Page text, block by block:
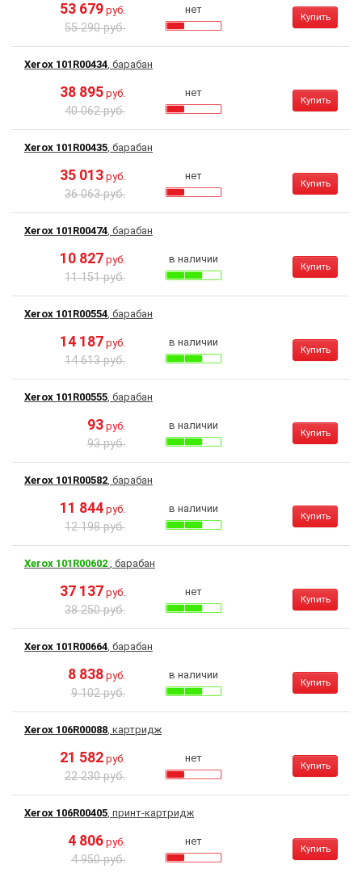
53 679 руб.
55 290 руб.
нет
Купить
Xerox 101R00434, барабан
38 895 руб.
40 062 руб.
нет
Купить
Xerox 101R00435, барабан
35 013 руб.
36 063 руб.
нет
Купить
Xerox 101R00474, барабан
10 827 руб.
11 151 руб.
в наличии
Купить
Xerox 101R00554, барабан
14 187 руб.
14 613 руб.
в наличии
Купить
Xerox 101R00555, барабан
93 руб.
93 руб.
в наличии
Купить
Xerox 101R00582, барабан
11 844 руб.
12 198 руб.
в наличии
Купить
Xerox 101R00602 , барабан
37 137 руб.
38 250 руб.
нет
Купить
Xerox 101R00664, барабан
8 838 руб.
9 102 руб.
в наличии
Купить
Xerox 106R00088, картридж
21 582 руб.
22 230 руб.
нет
Купить
Xerox 106R00405, принт-картридж
4 806 руб.
4 950 руб.
нет
Купить